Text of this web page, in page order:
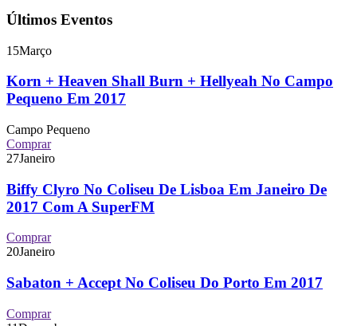
Últimos Eventos
15Março
Korn + Heaven Shall Burn + Hellyeah No Campo
Pequeno Em 2017
Campo Pequeno
Comprar
27Janeiro
Biffy Clyro No Coliseu De Lisboa Em Janeiro De
2017 Com A SuperFM
Comprar
20Janeiro
Sabaton + Accept No Coliseu Do Porto Em 2017
Comprar